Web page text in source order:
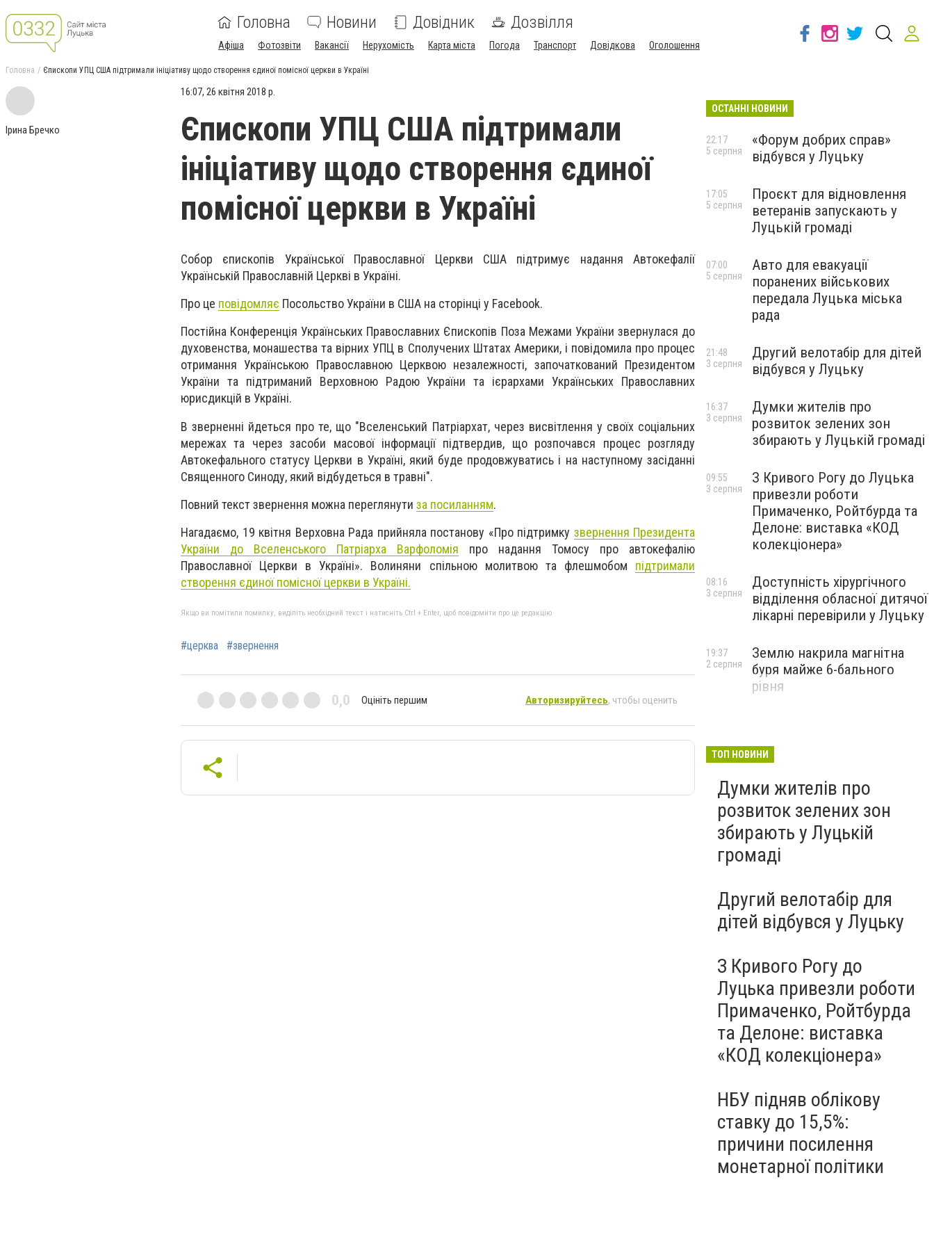
Головна Новини Довідник Дозвілля
Афіша Фотозвіти Вакансії Нерухомість Карта міста Погода Транспорт Довідкова Оголошення
Головна Єпископи УПЦ США підтримали ініціативу щодо створення єдиної помісної церкви в Україні
Ірина Бречко
16:07, 26 квітня 2018 р.
Єпископи УПЦ США підтримали
ініціативу щодо створення єдиної
помісної церкви в Україні
Собор єпископів Української Православної Церкви США підтримує надання Автокефалії
Українській Православній Церкві в Україні.
Про це повідомляє Посольство України в США на сторінці у Facebook.
Постійна Конференція Українських Православних Єпископів Поза Межами України звернулася до
духовенства, монашества та вірних УПЦ в Сполучених Штатах Америки, і повідомила про процес
отримання Українською Православною Церквою незалежності, започаткований Президентом
України та підтриманий Верховною Радою України та ієрархами Українських Православних
юрисдикцій в Україні.
В зверненні йдеться про те, що "Вселенський Патріархат, через висвітлення у своїх соціальних
мережах та через засоби масової інформації підтвердив, що розпочався процес розгляду
Автокефального статусу Церкви в Україні, який буде продовжуватись і на наступному засіданні
Священного Синоду, який відбудеться в травні".
Повний текст звернення можна переглянути за посиланням.
Нагадаємо, 19 квітня Верховна Рада прийняла постанову «Про підтримку звернення Президента
України до Вселенського Патріарха Варфоломія про надання Томосу про автокефалію
Православної Церкви в Україні». Волиняни спільною молитвою та флешмобом підтримали
створення єдиної помісної церкви в Україні.
Якщо ви помітили помилку, виділіть необхідний текст і натисніть Ctrl + Enter, щоб повідомити про це редакцію
#церква #звернення
0,0 Оцініть першим Авторизируйтесь, чтобы оценить
ОСТАННІ НОВИНИ
«Форум добрих справ»
відбувся у Луцьку
22:17
5 серпня
Проєкт для відновлення
ветеранів запускають у
Луцькій громаді
17:05
5 серпня
Авто для евакуації
поранених військових
передала Луцька міська
рада
07:00
5 серпня
Другий велотабір для дітей
відбувся у Луцьку
21:48
3 серпня
Думки жителів про
розвиток зелених зон
збирають у Луцькій громаді
16:37
3 серпня
З Кривого Рогу до Луцька
привезли роботи
Примаченко, Ройтбурда та
Делоне: виставка «КОД
колекціонера»
09:55
3 серпня
Доступність хірургічного
відділення обласної дитячої
лікарні перевірили у Луцьку
08:16
3 серпня
Землю накрила магнітна
буря майже 6-бального
рівня
19:37
2 серпня
ТОП НОВИНИ
Думки жителів про
розвиток зелених зон
збирають у Луцькій
громаді
Другий велотабір для
дітей відбувся у Луцьку
З Кривого Рогу до
Луцька привезли роботи
Примаченко, Ройтбурда
та Делоне: виставка
«КОД колекціонера»
НБУ підняв облікову
ставку до 15,5%:
причини посилення
монетарної політики